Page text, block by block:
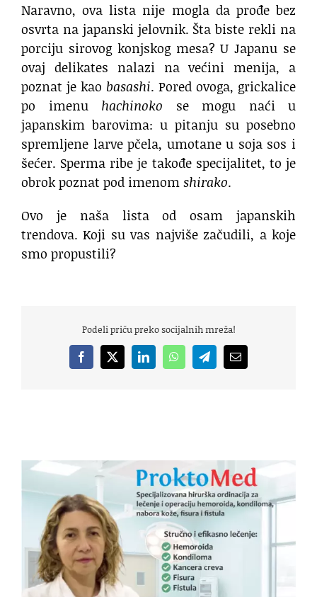
Naravno, ova lista nije mogla da prođe bez
osvrta na japanski jelovnik. Šta biste rekli na
porciju sirovog konjskog mesa? U Japanu se
ovaj delikates nalazi na većini menija, a
poznat je kao basashi. Pored ovoga, grickalice
po imenu hachinoko se mogu naći u
japanskim barovima: u pitanju su posebno
spremljene larve pčela, umotane u soja sos i
šećer. Sperma ribe je takođe specijalitet, to je
obrok poznat pod imenomshirako.
Ovo je naša lista od osam japanskih
trendova. Koji su vas najviše začudili, a koje
smo propustili?
Podeli priču preko socijalnih mreža!
Facebook
X LinkedInWhatsAppTelegramEmail